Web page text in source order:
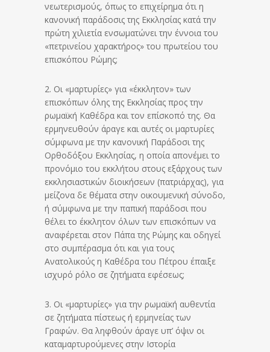
νεωτερισμούς, όπως το επιχείρημα ότι η
κανονική παράδοσις της Εκκλησίας κατά την
πρώτη χιλιετία ενσωματώνει την έννοια του
«πετρινείου χαρακτήρος» του πρωτείου του
επισκόπου Ρώμης;
2. Οι «μαρτυρίες» για «έκκλητον» των
επισκόπων όλης της Εκκλησίας προς την
ρωμαϊκή Καθέδρα και τον επίσκοπό της. Θα
ερμηνευθούν άραγε και αυτές οι μαρτυρίες
σύμφωνα με την κανονική Παράδοσι της
Ορθοδόξου Εκκλησίας, η οποία απονέμει το
προνόμιο του εκκλήτου στους εξάρχους των
εκκλησιαστικών διοικήσεων (πατριάρχας), για
μείζονα δε θέματα στην οικουμενική σύνοδο,
ή σύμφωνα με την παπική παράδοσι που
θέλει το έκκλητον όλων των επισκόπων να
αναφέρεται στον Πάπα της Ρώμης και οδηγεί
στο συμπέρασμα ότι και για τους
Ανατολικούς η Καθέδρα του Πέτρου έπαιξε
ισχυρό ρόλο σε ζητήματα εφέσεως;
3. Οι «μαρτυρίες» για την ρωμαϊκή αυθεντία
σε ζητήματα πίστεως ή ερμηνείας των
Γραφών. Θα ληφθούν άραγε υπ’ όψιν οι
καταμαρτυρούμενες στην Ιστορία